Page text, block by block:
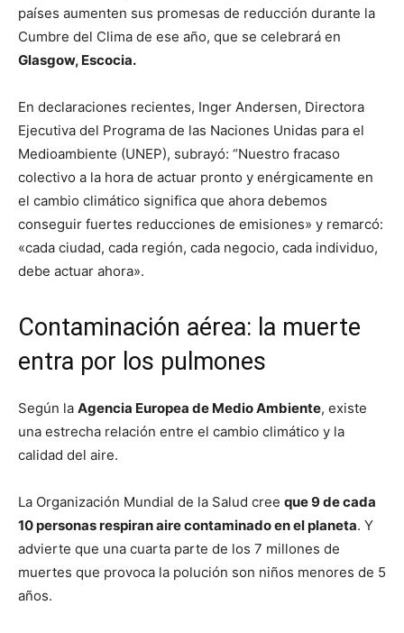
países aumenten sus promesas de reducción durante la
Cumbre del Clima de ese año, que se celebrará en
Glasgow, Escocia.
En declaraciones recientes, Inger Andersen, Directora
Ejecutiva del Programa de las Naciones Unidas para el
Medioambiente (UNEP), subrayó: “Nuestro fracaso
colectivo a la hora de actuar pronto y enérgicamente en
el cambio climático significa que ahora debemos
conseguir fuertes reducciones de emisiones» y remarcó:
«cada ciudad, cada región, cada negocio, cada individuo,
debe actuar ahora».
Contaminación aérea: la muerte
entra por los pulmones
Según la Agencia Europea de Medio Ambiente, existe
una estrecha relación entre el cambio climático y la
calidad del aire.
La Organización Mundial de la Salud cree que 9 de cada
10 personas respiran aire contaminado en el planeta. Y
advierte que una cuarta parte de los 7 millones de
muertes que provoca la polución son niños menores de 5
años.